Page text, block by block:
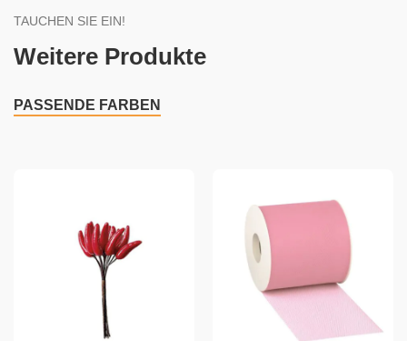
TAUCHEN SIE EIN!
Weitere Produkte
PASSENDE FARBEN